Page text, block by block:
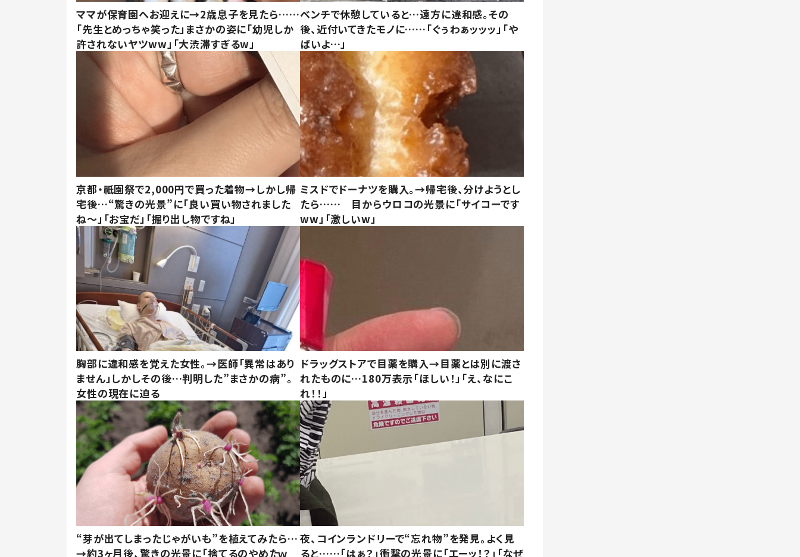
ママが保育園へお迎えに→2歳息子を見たら……
「先生とめっちゃ笑った」まさかの姿に「幼児しか
許されないヤツww」「大渋滞すぎるw」
ベンチで休憩していると…遠方に違和感。その
後、近付いてきたモノに……「ぐぅわぁッッッ」「や
ばいよ…」
京都・祇園祭で2,000円で買った着物→しかし帰
宅後…“驚きの光景”に「良い買い物されました
ね～」「お宝だ」「掘り出し物ですね」
ミスドでドーナツを購入。→帰宅後、分けようとし
たら…… 目からウロコの光景に「サイコーです
ww」「激しいw」
胸部に違和感を覚えた女性。→医師「異常はあり
ません」しかしその後…判明した”まさかの病”。
女性の現在に迫る
ドラッグストアで目薬を購入→目薬とは別に渡さ
れたものに…180万表示「ほしい！」「え、なにこ
れ！！」
“芽が出てしまったじゃがいも”を植えてみたら…
→約3ヶ月後、驚きの光景に「捨てるのやめたｗ
夜、コインランドリーで“忘れ物”を発見。よく見
ると……「はぁ？」衝撃の光景に「エーッ！？」「なぜ